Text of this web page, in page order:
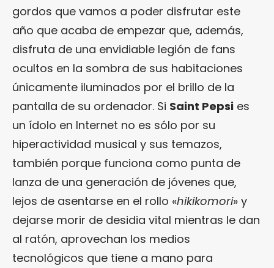
gordos que vamos a poder disfrutar este
año que acaba de empezar que, además,
disfruta de una envidiable legión de fans
ocultos en la sombra de sus habitaciones
únicamente iluminados por el brillo de la
pantalla de su ordenador. Si Saint Pepsi es
un ídolo en Internet no es sólo por su
hiperactividad musical y sus temazos,
también porque funciona como punta de
lanza de una generación de jóvenes que,
lejos de asentarse en el rollo «hikikomori» y
dejarse morir de desidia vital mientras le dan
al ratón, aprovechan los medios
tecnológicos que tiene a mano para